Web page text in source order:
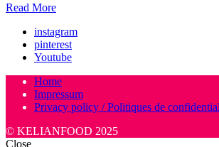
Read More
instagram
pinterest
Youtube
Home
Impressum
Privacy policy / Politiques de
© KELIANFOOD 2025
Close